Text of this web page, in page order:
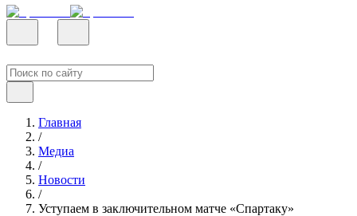
Главная
/
Медиа
/
Новости
/
Уступаем в заключительном матче «Спартаку»